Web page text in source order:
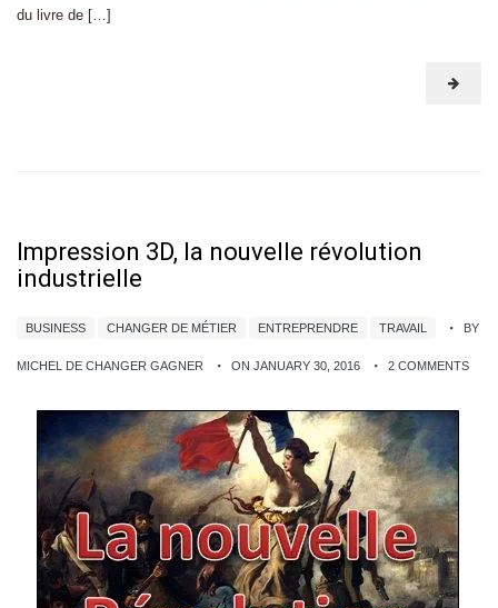
du livre de […]
Impression 3D, la nouvelle révolution
industrielle
BUSINESS CHANGER DE MÉTIER ENTREPRENDRE TRAVAIL BY
MICHEL DE CHANGER GAGNER ON JANUARY 30, 2016 2 COMMENTS